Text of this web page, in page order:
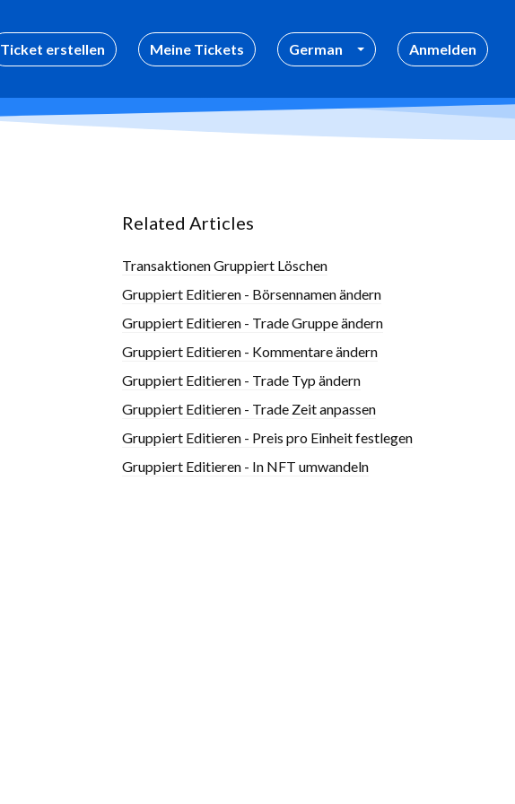
Ticket erstellen Meine Tickets German Anmelden
Related Articles
Transaktionen Gruppiert Löschen
Gruppiert Editieren - Börsennamen ändern
Gruppiert Editieren - Trade Gruppe ändern
Gruppiert Editieren - Kommentare ändern
Gruppiert Editieren - Trade Typ ändern
Gruppiert Editieren - Trade Zeit anpassen
Gruppiert Editieren - Preis pro Einheit festlegen
Gruppiert Editieren - In NFT umwandeln